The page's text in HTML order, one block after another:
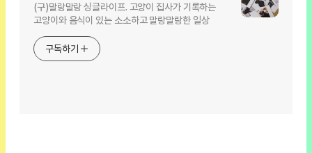
(구)말랑말랑 싱글라이프. 고양이 집사가 기록하는
고양이와 음식이 있는 소소하고 말랑말랑한 일상
구독하기